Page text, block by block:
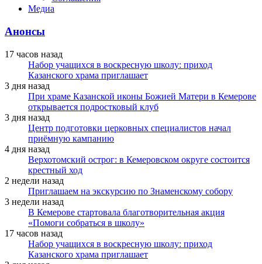
Медиа
Анонсы
17 часов назад
Набор учащихся в воскресную школу: приход
Казанского храма приглашает
3 дня назад
При храме Казанской иконы Божией Матери в Кемерове
открывается подростковый клуб
3 дня назад
Центр подготовки церковных специалистов начал
приёмную кампанию
4 дня назад
Верхотомский острог: в Кемеровском округе состоится
крестный ход
2 недели назад
Приглашаем на экскурсию по Знаменскому собору
3 недели назад
В Кемерове стартовала благотворительная акция
«Помоги собраться в школу»
17 часов назад
Набор учащихся в воскресную школу: приход
Казанского храма приглашает